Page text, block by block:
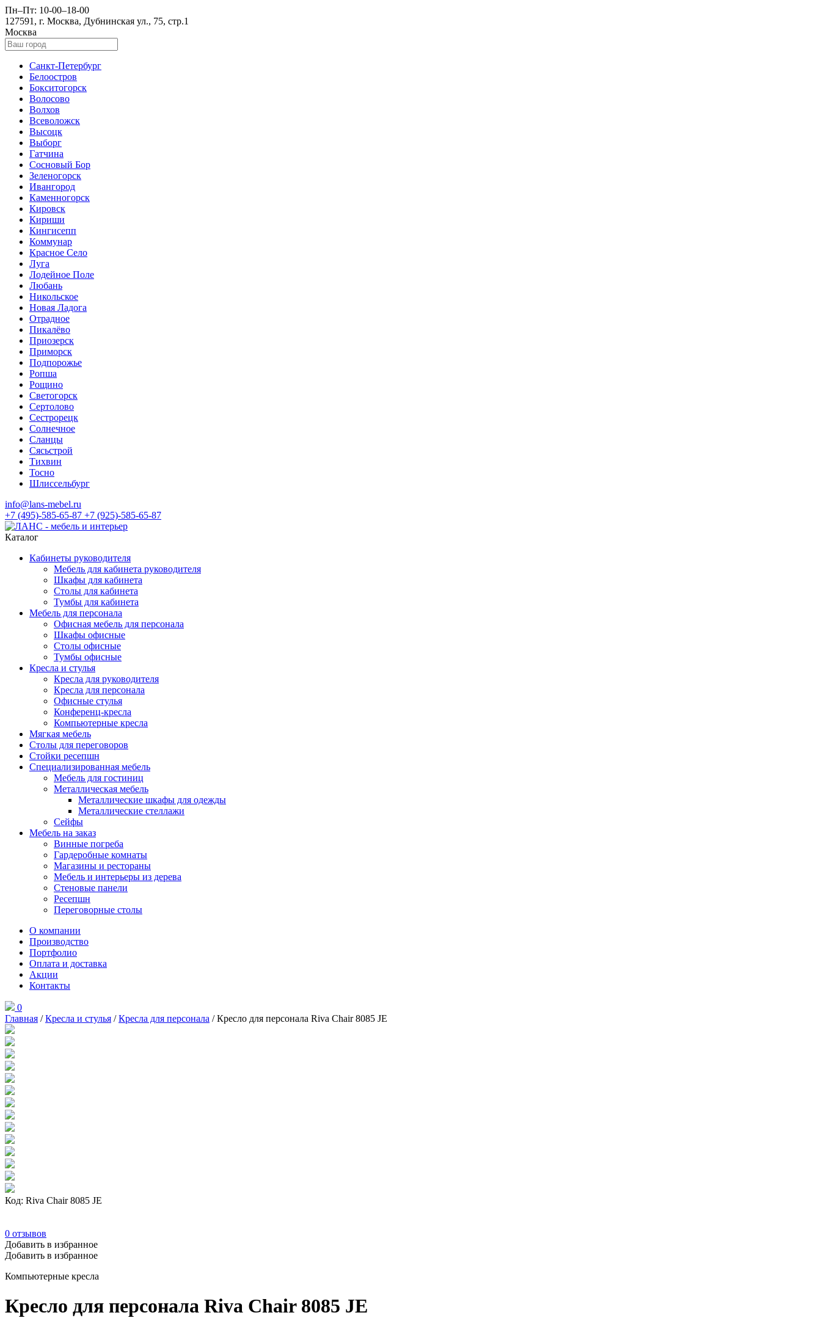
Пн–Пт: 10-00–18-00
127591, г. Москва, Дубнинская ул., 75, стр.1
Москва
Санкт-Петербург
Белоостров
Бокситогорск
Волосово
Волхов
Всеволожск
Высоцк
Выборг
Гатчина
Сосновый Бор
Зеленогорск
Ивангород
Каменногорск
Кировск
Кириши
Кингисепп
Коммунар
Красное Село
Луга
Лодейное Поле
Любань
Никольское
Новая Ладога
Отрадное
Пикалёво
Приозерск
Приморск
Подпорожье
Ропша
Рощино
Светогорск
Сертолово
Сестрорецк
Солнечное
Сланцы
Сясьстрой
Тихвин
Тосно
Шлиссельбург
info@lans-mebel.ru
+7 (495)-585-65-87 +7 (925)-585-65-87
Каталог
Кабинеты руководителя
Мебель для кабинета руководителя
Шкафы для кабинета
Столы для кабинета
Тумбы для кабинета
Мебель для персонала
Офисная мебель для персонала
Шкафы офисные
Столы офисные
Тумбы офисные
Кресла и стулья
Кресла для руководителя
Кресла для персонала
Офисные стулья
Конференц-кресла
Компьютерные кресла
Мягкая мебель
Столы для переговоров
Стойки ресепшн
Специализированная мебель
Мебель для гостиниц
Металлическая мебель
Металлические шкафы для одежды
Металлические стеллажи
Сейфы
Мебель на заказ
Винные погреба
Гардеробные комнаты
Магазины и рестораны
Мебель и интерьеры из дерева
Стеновые панели
Ресепшн
Переговорные столы
О компании
Производство
Портфолио
Оплата и доставка
Акции
Контакты
0
Главная /Кресла и стулья /Кресла для персонала / Кресло для персонала Riva Chair 8085 JE
Код: Riva Chair 8085 JE
0 отзывов
Добавить в избранное
Добавить в избранное
Компьютерные кресла
Кресло для персонала Riva Chair 8085 JE